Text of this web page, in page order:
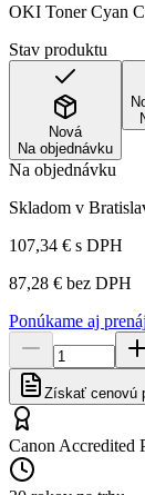
OKI Toner Cyan
Stav produktu
Nová
Na objednávku
Na objednávku
Skladom v
107,34 € s DPH
87,28 € bez DPH
Ponúkame aj
Získať cenovú
Canon Accredited